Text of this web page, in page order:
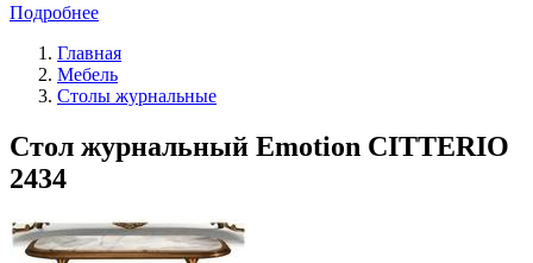
Подробнее
Главная
Мебель
Столы журнальные
Стол журнальный Emotion CITTERIO
2434